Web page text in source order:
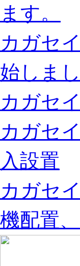
ます。
カガセ
始しまし
カガセ
カガセ
入設置
カガセ
機配置